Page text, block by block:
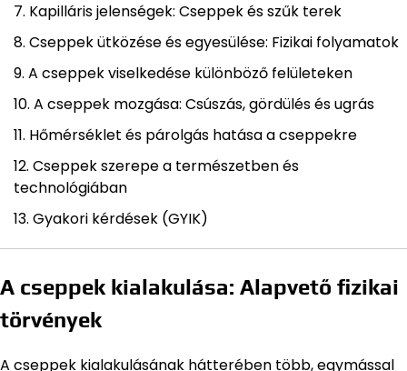
Kapilláris jelenségek: Cseppek és szűk terek
Cseppek ütközése és egyesülése: Fizikai folyamatok
A cseppek viselkedése különböző felületeken
A cseppek mozgása: Csúszás, gördülés és ugrás
Hőmérséklet és párolgás hatása a cseppekre
Cseppek szerepe a természetben és
technológiában
Gyakori kérdések (GYIK)
A cseppek kialakulása: Alapvető fizikai
törvények
A cseppek kialakulásának hátterében több, egymással